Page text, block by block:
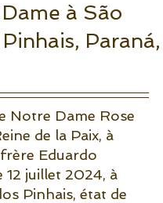
à São
Paraná,
Notre Dame Rose
de la Paix, à
Eduardo
12 juillet 2024, à
Pinhais, état de